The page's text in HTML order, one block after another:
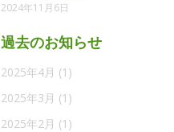
2024年11月6日
過去のお知らせ
2025年4月 (1)
2025年3月 (1)
2025年2月 (1)